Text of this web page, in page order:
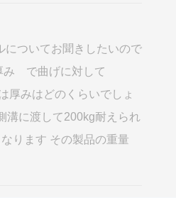
についてお聞きしたいので
み で曲げに対して
厚みはどのくらいでしょ
溝に渡して200kg耐えられ
ります その製品の重量